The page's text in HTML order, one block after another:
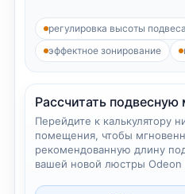
регулировка высоты подвеса
эффектное зонирование
Рассчитать подвесную
Перейдите к калькулятору
помещения, чтобы
рекомендованную длину
вашей новой люстры Odeon